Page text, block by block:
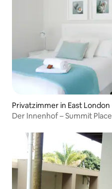
Privatzimmer in East London
Der Innenhof – Summit Place